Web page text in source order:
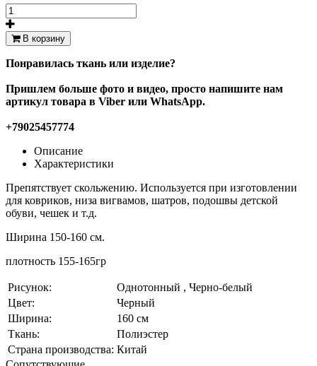
В корзину
Понравилась ткань или изделие?
Пришлем больше фото и видео, просто напишите нам
артикул товара в Viber или WhatsApp.
+79025457774
Описание
Характеристики
Препятствует скольжению. Используется при изготовлении
для ковриков, низа вигвамов, шатров, подошвы детской
обуви, чешек и т.д.
Ширина 150-160 см.
плотность 155-165гр
Рисунок:
Однотонный , Черно-белый
Цвет:
Черный
Ширина:
160 см
Ткань:
Полиэстер
Страна производства: Китай